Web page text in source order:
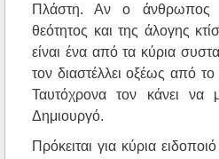
Πλάστη. Αν ο άνθρωπος
θεότητος και της άλογης
είναι ένα από τα κύρια
τον διαστέλλει οξέως από
Ταυτόχρονα τον κάνει να
Δημιουργό.
Πρόκειται για κύρια